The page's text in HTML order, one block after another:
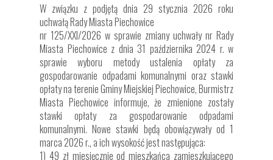
W związku z podjętą dnia 29 stycznia 2026 roku
uchwałą Rady Miasta Piechowice
nr 125/XXI/2026 w sprawie zmiany uchwały nr Rady
Miasta Piechowice z dnia 31 października 2024 r. w
sprawie wyboru metody ustalenia opłaty za
gospodarowanie odpadami komunalnymi oraz stawki
opłaty na terenie Gminy Miejskiej Piechowice, Burmistrz
Miasta Piechowice informuje, że zmienione zostały
stawki opłaty za gospodarowanie odpadami
komunalnymi. Nowe stawki będą obowiązywały od 1
marca 2026 r., a ich wysokość jest następująca:
1) 49 zł miesięcznie od mieszkańca zamieszkującego